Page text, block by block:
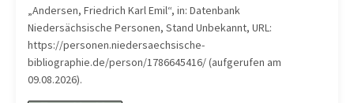
„Andersen, Friedrich Karl Emil“, in: Datenbank
Niedersächsische Personen, Stand Unbekannt, URL:
https://personen.niedersaechsische-
bibliographie.de/person/1786645416/ (aufgerufen am
09.08.2026).